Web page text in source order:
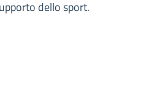
dello sport.